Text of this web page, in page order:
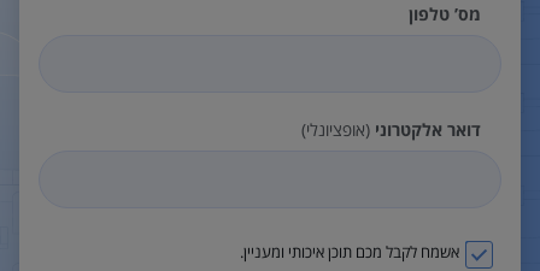
מס’ טלפון
דואר אלקטרוני (אופציונלי)
אשמח לקבל מכם תוכן איכותי ומעניין.